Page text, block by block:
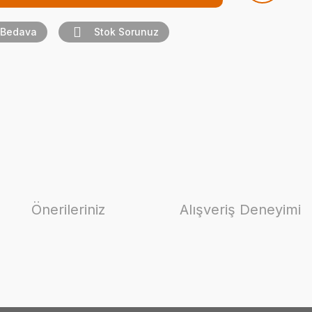
Stok Sorunuz
Önerileriniz Alışveriş Deneyimi